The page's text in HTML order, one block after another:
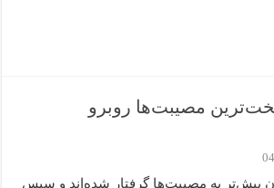
مصیبت‌ها روبرو
بیش‌تر به مصیبت‌ها گرفتار شده‌اند و سپس